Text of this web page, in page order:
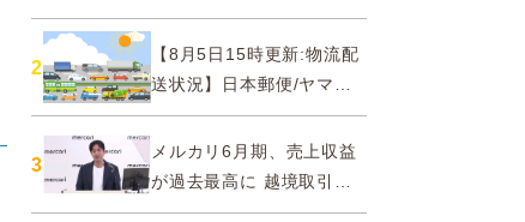
ショップ」などに注意…消
費者庁
2
【8月5日15時更新:物流配
送状況】日本郵便/ヤマト
運輸/佐川急便/西濃運輸/福
山通運
3
メルカリ6月期、売上収益
が過去最高に 越境取引が
急成長